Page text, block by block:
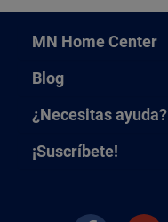
MN Home Center
Blog
¿Necesitas ayuda?
¡Suscríbete!